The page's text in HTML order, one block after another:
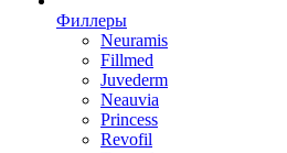
Филлеры
Neuramis
Fillmed
Juvederm
Neauvia
Princess
Revofil